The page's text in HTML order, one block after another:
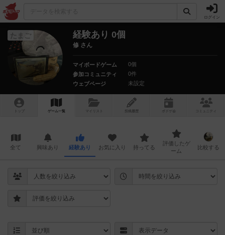
ログイン
たまご 経験あり 0個
修 さん
マイボードゲーム
0個
参加コミュニティ
0件
ウェブページ
未設定
トップ ゲーム一覧 マイリスト 投稿履歴 ボ ドゲ コミュニティ
全て 興味あり 経験あり お気に入り 持ってる
評価したゲ
ーム
比較する